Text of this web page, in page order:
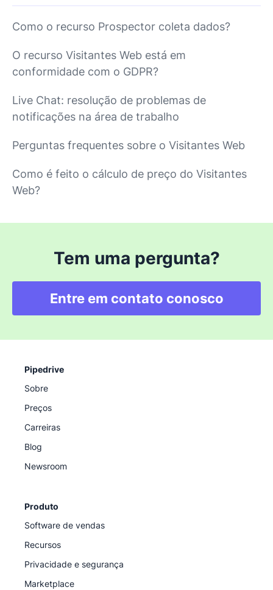
Como o recurso Prospector coleta dados?
O recurso Visitantes Web está em
conformidade com o GDPR?
Live Chat: resolução de problemas de
notificações na área de trabalho
Perguntas frequentes sobre o Visitantes Web
Como é feito o cálculo de preço do Visitantes
Web?
Tem uma pergunta?
Entre em contato conosco
Pipedrive
Sobre
Preços
Carreiras
Blog
Newsroom
Produto
Software de vendas
Recursos
Privacidade e segurança
Marketplace